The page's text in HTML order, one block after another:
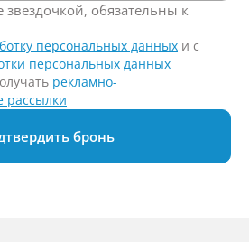
обязательны к
персональных данных и c
персональных данных
рекламно-
бронь